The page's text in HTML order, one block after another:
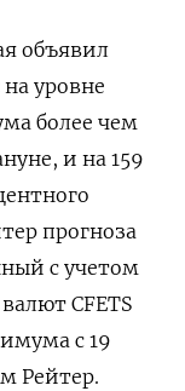
объявил
уровне
более чем
и на 159
прогноза
с учетом
CFETS
с 19
​Рейтер.